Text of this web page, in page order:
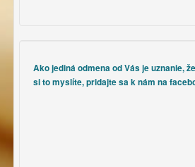
Ako jediná odmena od Vás je uznanie,
si to myslíte, pridajte sa k nám na